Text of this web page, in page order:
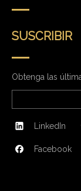
SUSCRIBIR
Obtenga las
LinkedIn
Facebook